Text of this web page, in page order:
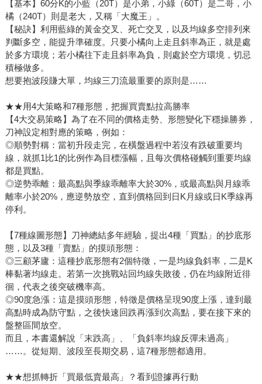
【基本】60分K的小藍（20T）是小弟，小綠（60T）是二哥，小
橘（240T）則是老大，又稱「大魔王」。
【秘訣】利用藍綠的黃金交叉、死亡交叉，以及均線多空排列來
判斷多空，能提升準確度。只要小橘向上走且斜率為正，就是處
於多方環境；若小橘往下走且斜率為負，則處於空方環境，切忌
積極做多。
想要抱波段賺大單，均線三刀流最重要的原則是……
★★用4大策略和7種形態，把握買賣點拉高勝率
【4大交易策略】為了在不同的價格走勢、形態變化下穩操勝券，
刀神設定相對應的策略，例如：
◎順勢對稱：當初升段走完，在橫盤過程中若沒有跌破重要均
線，就抓1比1的比例作為目標漲幅，且每次價格碰觸到重要均線
都是買點。
◎逆勢乖離：最高點與季線乖離率大於30%，或最高點與月線乖
離率小於20%，應逆勢放空，直到價格回到日K月線或日K季線再
停利。
【7種線圖形態】刀神總結多年經驗，提出4種「買點」的抄底形
態，以及3種「賣點」的摸頭形態：
◎三顧茅廬：這種抄底形態有2個特徵，一是均線負斜率，二是K
棒黏著均線走。若第一次挑戰站回均線失敗後，仍在均線附近徘
徊，代表之後突破機率高。
◎90度急漲：這是摸頭形態，特徵是價格呈現90度上漲，達到最
高點時成為防守點，之後快速回跌再漲到次高點，要在接下來的
盤整區間放空。
而且，本書還解說「末跌高」、「負斜率均線反彈未過高」
……。從短期、波段至長期交易，這7種形態都適用。
★★想抓轉折「買最低賣最高」？看到證據再行動